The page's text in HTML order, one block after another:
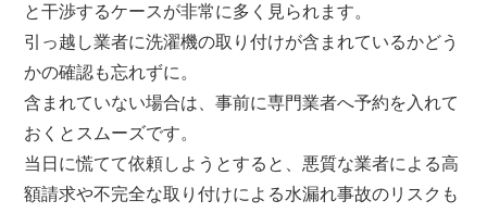
と干渉するケースが非常に多く見られます。
引っ越し業者に洗濯機の取り付けが含まれているかどう
かの確認も忘れずに。
含まれていない場合は、事前に専門業者へ予約を入れて
おくとスムーズです。
当日に慌てて依頼しようとすると、悪質な業者による高
額請求や不完全な取り付けによる水漏れ事故のリスクも